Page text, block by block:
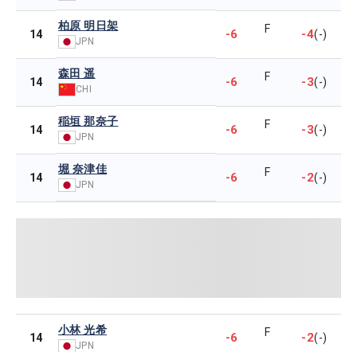
14
柏原 明日架
JPN -6 F -4(-)
14
森田 遥
CHI -6 F -3(-)
14
稲垣 那奈子
JPN -6 F -3(-)
14
堀 奈津佳
JPN -6 F -2(-)
14
小林 光希
JPN
-6 F -2(-)